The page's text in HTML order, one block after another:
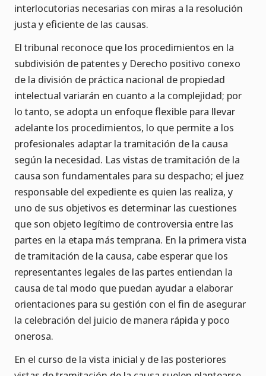
interlocutorias necesarias con miras a la resolución
justa y eficiente de las causas.
El tribunal reconoce que los procedimientos en la
subdivisión de patentes y Derecho positivo conexo
de la división de práctica nacional de propiedad
intelectual variarán en cuanto a la complejidad; por
lo tanto, se adopta un enfoque flexible para llevar
adelante los procedimientos, lo que permite a los
profesionales adaptar la tramitación de la causa
según la necesidad. Las vistas de tramitación de la
causa son fundamentales para su despacho; el juez
responsable del expediente es quien las realiza, y
uno de sus objetivos es determinar las cuestiones
que son objeto legítimo de controversia entre las
partes en la etapa más temprana. En la primera vista
de tramitación de la causa, cabe esperar que los
representantes legales de las partes entiendan la
causa de tal modo que puedan ayudar a elaborar
orientaciones para su gestión con el fin de asegurar
la celebración del juicio de manera rápida y poco
onerosa.
En el curso de la vista inicial y de las posteriores